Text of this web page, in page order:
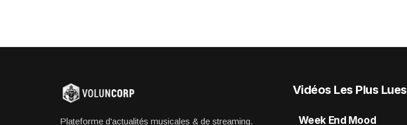
Plateforme d'actualités musicales & de streaming.
Vidéos Les Plus Lues
Week End Mood